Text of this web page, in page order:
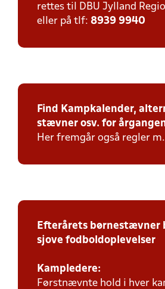
rettes til DBU Jylland
eller på tlf: 8939 9940
Find Kampkalender,
stævner osv. for
Her fremgår også regler
Efterårets børnestævner
sjove fodboldoplevelser
Kampledere:
Førstnævnte hold i hver